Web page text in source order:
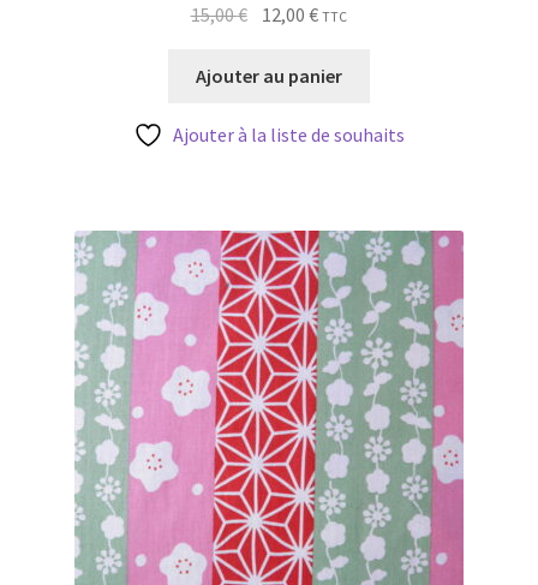
15,00€ Le
initial
15,00 €.
12,00€Le
actuel
12,00 €.
TTC
Ajouter au panier
Ajouter à la liste de souhaits